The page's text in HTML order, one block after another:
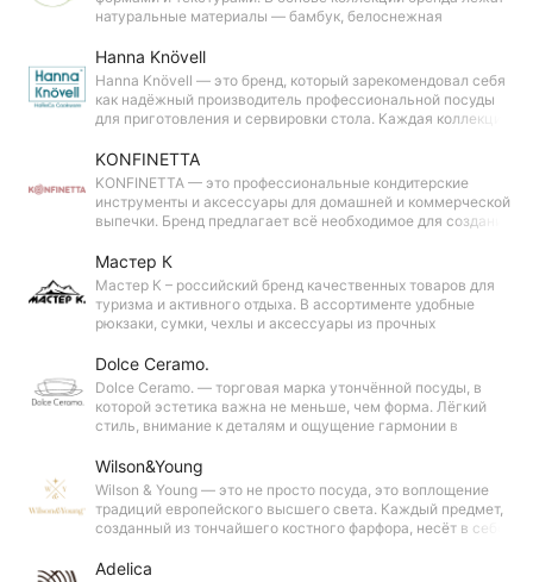
натуральные материалы — бамбук, белоснежная
Hanna Knövell
Hanna Knövell — это бренд, который зарекомендовал себя
как надёжный производитель профессиональной посуды
для приготовления и сервировки стола. Каждая коллекция
профессиональных кухнях.
KONFINETTA
KONFINETTA — это профессиональные кондитерские
инструменты и аксессуары для домашней и коммерческой
выпечки. Бренд предлагает всё необходимое для создания
специализированных приспособлений.
Мастер К
Мастер К – российский бренд качественных товаров для
туризма и активного отдыха. В ассортименте удобные
рюкзаки, сумки, чехлы и аксессуары из прочных
продуманными деталями, надёжностью и доступной
ценой.
Dolce Ceramo.
Dolce Ceramo. — торговая марка утончённой посуды, в
которой эстетика важна не меньше, чем форма. Лёгкий
стиль, внимание к деталям и ощущение гармонии в
Wilson&Young
Wilson & Young — это не просто посуда, это воплощение
традиций европейского высшего света. Каждый предмет,
созданный из тончайшего костного фарфора, несёт в себе
самых торжественных случаев.
Adelica